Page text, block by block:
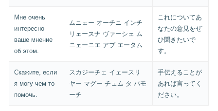
Мне очень
интересно
ваше мнение
об этом.
ムニェー オーチニ インチ
リェースナ ヴァーシェ ム
ニェーニエ アブ エータム
これについてあ
なたの意見をぜ
ひ聞きたいで
す。
Скажите, если
я могу чем-то
помочь.
スカジーチェ イェースリ
ヤー マグー チェム タ パモ
ーチ
手伝えることが
あれば言ってく
ださい。